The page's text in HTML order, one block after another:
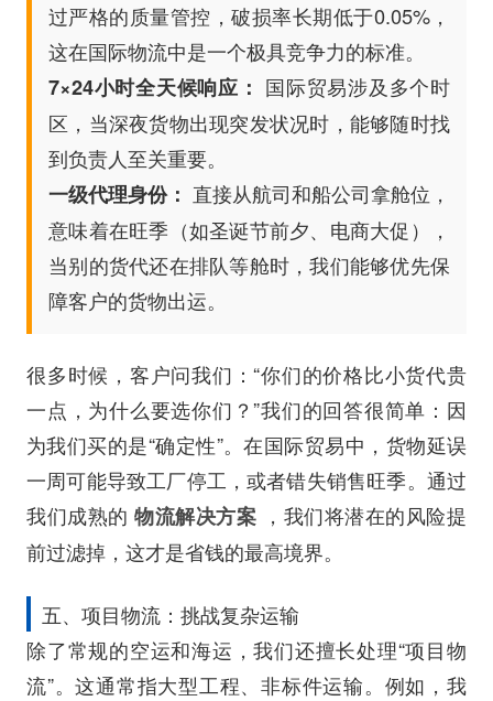
过严格的质量管控，破损率长期低于0.05%，
这在国际物流中是一个极具竞争力的标准。
7×24小时全天候响应： 国际贸易涉及多个时
区，当深夜货物出现突发状况时，能够随时找
到负责人至关重要。
一级代理身份： 直接从航司和船公司拿舱位，
意味着在旺季（如圣诞节前夕、电商大促），
当别的货代还在排队等舱时，我们能够优先保
障客户的货物出运。
很多时候，客户问我们：“你们的价格比小货代贵
一点，为什么要选你们？”我们的回答很简单：因
为我们买的是“确定性”。在国际贸易中，货物延误
一周可能导致工厂停工，或者错失销售旺季。通过
我们成熟的物流解决方案 ，我们将潜在的风险提
前过滤掉，这才是省钱的最高境界。
五、项目物流：挑战复杂运输
除了常规的空运和海运，我们还擅长处理“项目物
流”。这通常指大型工程、非标件运输。例如，我